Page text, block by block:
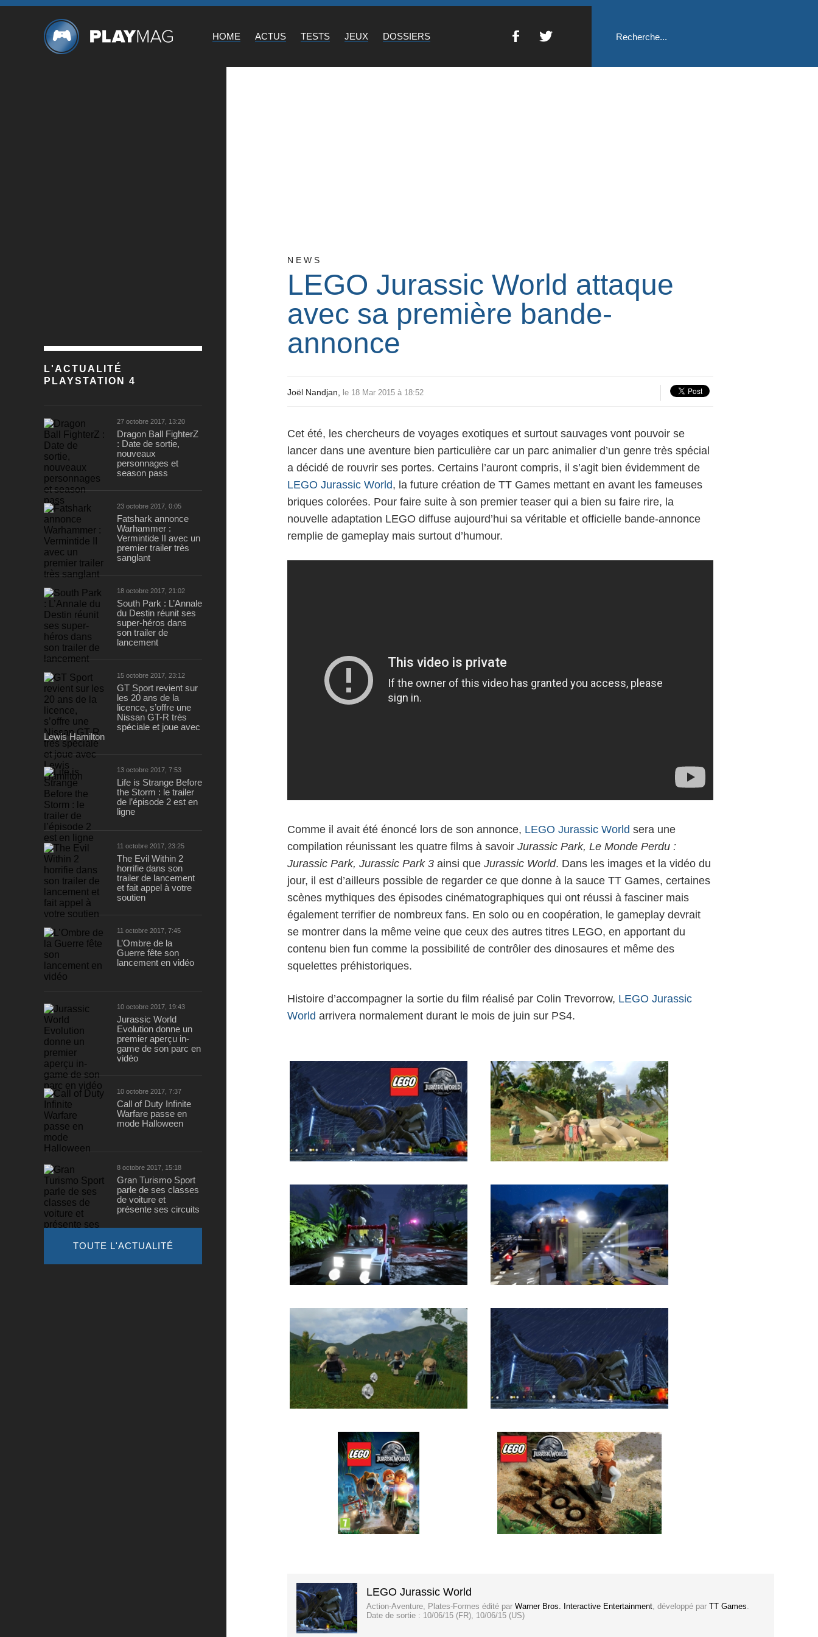
HOME ACTUS TESTS JEUX DOSSIERS
NEWS
LEGO Jurassic World attaque
avec sa première bande-
annonce
Joël Nandjan, le 18 Mar 2015 à 18:52
Cet été, les chercheurs de voyages exotiques et surtout sauvages vont pouvoir se
lancer dans une aventure bien particulière car un parc animalier d’un genre très spécial
a décidé de rouvrir ses portes. Certains l’auront compris, il s’agit bien évidemment de
LEGO Jurassic World, la future création de TT Games mettant en avant les fameuses
briques colorées. Pour faire suite à son premier teaser qui a bien su faire rire, la
nouvelle adaptation LEGO diffuse aujourd’hui sa véritable et officielle bande-annonce
remplie de gameplay mais surtout d’humour.
Comme il avait été énoncé lors de son annonce, LEGO Jurassic World sera une
compilation réunissant les quatre films à savoir Jurassic Park, Le Monde Perdu :
Jurassic Park, Jurassic Park 3 ainsi que Jurassic World. Dans les images et la vidéo du
jour, il est d’ailleurs possible de regarder ce que donne à la sauce TT Games, certaines
scènes mythiques des épisodes cinématographiques qui ont réussi à fasciner mais
également terrifier de nombreux fans. En solo ou en coopération, le gameplay devrait
se montrer dans la même veine que ceux des autres titres LEGO, en apportant du
contenu bien fun comme la possibilité de contrôler des dinosaures et même des
squelettes préhistoriques.
Histoire d’accompagner la sortie du film réalisé par Colin Trevorrow, LEGO Jurassic
World arrivera normalement durant le mois de juin sur PS4.
LEGO Jurassic World
Action-Aventure, Plates-Formes édité par Warner Bros. Interactive Entertainment, développé par TT Games.
Date de sortie : 10/06/15 (FR), 10/06/15 (US)
L'ACTUALITÉ
PLAYSTATION 4
27 octobre 2017, 13:20
Dragon Ball FighterZ
: Date de sortie,
nouveaux
personnages et
season pass
23 octobre 2017, 0:05
Fatshark annonce
Warhammer :
Vermintide II avec un
premier trailer très
sanglant
18 octobre 2017, 21:02
South Park : L’Annale
du Destin réunit ses
super-héros dans
son trailer de
lancement
15 octobre 2017, 23:12
GT Sport revient sur
les 20 ans de la
licence, s’offre une
Nissan GT-R très
spéciale et joue avec
Lewis Hamilton
13 octobre 2017, 7:53
Life is Strange Before
the Storm : le trailer
de l’épisode 2 est en
ligne
11 octobre 2017, 23:25
The Evil Within 2
horrifie dans son
trailer de lancement
et fait appel à votre
soutien
11 octobre 2017, 7:45
L’Ombre de la
Guerre fête son
lancement en vidéo
10 octobre 2017, 19:43
Jurassic World
Evolution donne un
premier aperçu in-
game de son parc en
vidéo
10 octobre 2017, 7:37
Call of Duty Infinite
Warfare passe en
mode Halloween
8 octobre 2017, 15:18
Gran Turismo Sport
parle de ses classes
de voiture et
présente ses circuits
TOUTE L'ACTUALITÉ